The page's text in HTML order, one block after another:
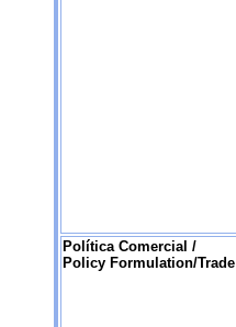
Política Comercial /
Policy Formulation/Trade